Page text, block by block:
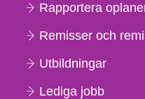
Rapportera
Remisser och
Utbildningar
Lediga jobb